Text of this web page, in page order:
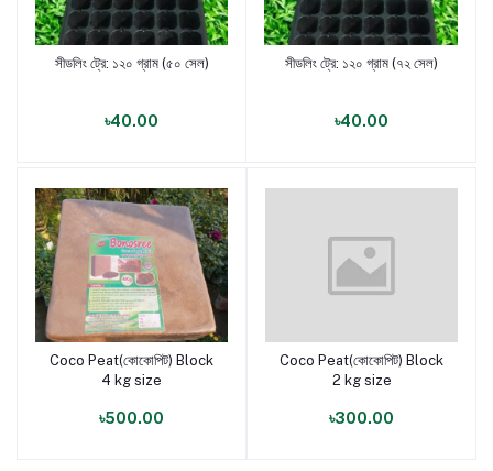
পণ্য যোগ করুন
সীডলিং ট্রে: ১২০ গ্রাম (৫০ সেল)
৳40.00
পণ্য যোগ করুন
সীডলিং ট্রে: ১২০ গ্রাম (৭২ সেল)
৳40.00
পণ্য যোগ করুন
Coco Peat(কোকোপিট) Block
4 kg size
৳500.00
পণ্য যোগ করুন
Coco Peat(কোকোপিট) Block
2 kg size
৳300.00